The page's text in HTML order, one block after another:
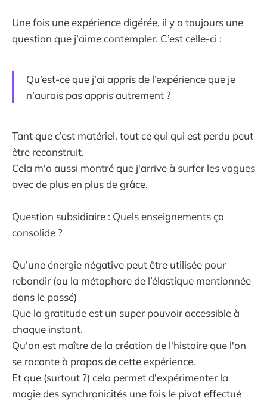
Une fois une expérience digérée, il y a toujours une
question que j’aime contempler. C’est celle-ci :
Qu’est-ce que j’ai appris de l’expérience que je
n’aurais pas appris autrement ?
Tant que c’est matériel, tout ce qui qui est perdu peut
être reconstruit.
Cela m'a aussi montré que j'arrive à surfer les vagues
avec de plus en plus de grâce.
Question subsidiaire : Quels enseignements ça
consolide ?
Qu’une énergie négative peut être utilisée pour
rebondir (ou la métaphore de l’élastique mentionnée
dans le passé)
Que la gratitude est un super pouvoir accessible à
chaque instant.
Qu'on est maître de la création de l'histoire que l'on
se raconte à propos de cette expérience.
Et que (surtout ?) cela permet d'expérimenter la
magie des synchronicités une fois le pivot effectué